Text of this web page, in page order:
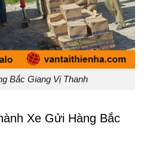
Bắc Giang Vị Thanh
Xe Gửi Hàng Bắc